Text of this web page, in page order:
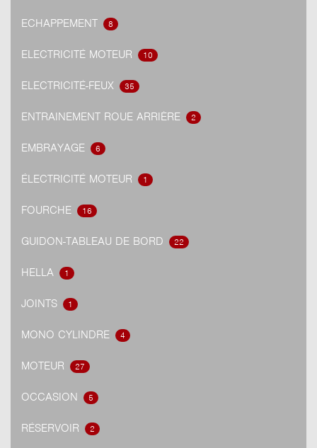
ECHAPPEMENT 8
ELECTRICITÉ MOTEUR 10
ELECTRICITÉ-FEUX 35
ENTRAINEMENT ROUE ARRIÈRE 2
EMBRAYAGE 6
ÉLECTRICITÉ MOTEUR 1
FOURCHE 16
GUIDON-TABLEAU DE BORD 22
HELLA 1
JOINTS 1
MONO CYLINDRE 4
MOTEUR 27
OCCASION 5
RÉSERVOIR 2